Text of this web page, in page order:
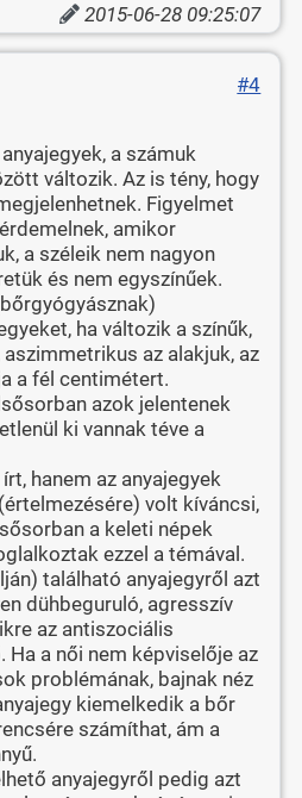
2015-06-28 09:25:07
#4
a számuk
változik. Az is tény, hogy
Figyelmet
amikor
a széleik nem nagyon
és nem egyszínűek.
ha változik a színűk,
az alakjuk, az
a fél centimétert.
azok jelentenek
ki vannak téve a
hanem az anyajegyek
volt kíváncsi,
a keleti népek
ezzel a témával.
található anyajegyről azt
dühbeguruló, agresszív
az antiszociális
Ha a női nem képviselője az
problémának, bajnak néz
kiemelkedik a bőr
számíthat, ám a
anyajegyről pedig azt